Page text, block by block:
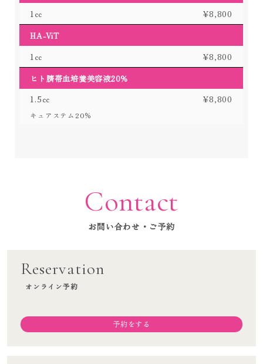
1㏄
¥8,800
HA-ViT
1㏄
¥8,800
ヒト臍帯血培養美容液20％
キュアステム20％
1.5㏄ ¥8,800
Contact
お問い合わせ・ご予約
Reservation
オンライン予約
予約をする